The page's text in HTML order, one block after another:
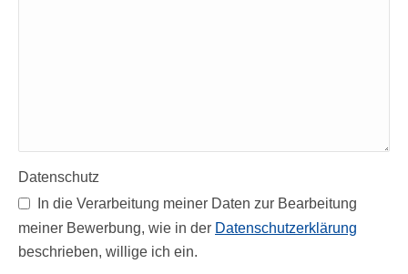
Datenschutz
In die Verarbeitung meiner Daten zur Bearbeitung
meiner Bewerbung, wie in der Datenschutzerklärung
beschrieben, willige ich ein.